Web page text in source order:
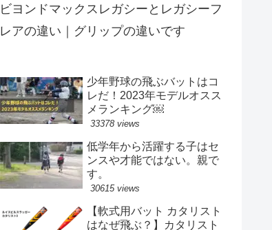
ビヨンドマックスレガシーとレガシーフ
レアの違い｜グリップの違いです
少年野球の飛ぶバットはコ
レだ！2023年モデルオスス
メランキング￼
33378 views
低学年から活躍する子はセ
ンスや才能ではない。親で
す。
30615 views
【軟式用バット カタリスト
はなぜ飛ぶ？】カタリスト